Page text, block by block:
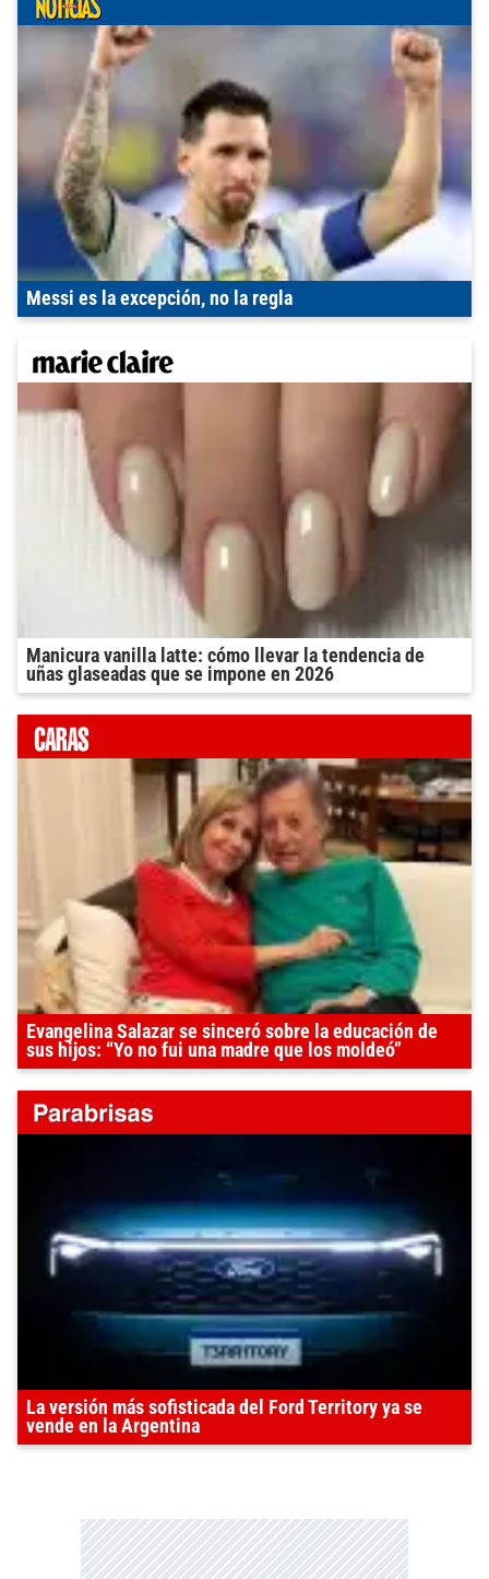
Messi es la excepción, no la regla
Manicura vanilla latte: cómo llevar la tendencia de
uñas glaseadas que se impone en 2026
Evangelina Salazar se sinceró sobre la educación de
sus hijos: “Yo no fui una madre que los moldeó”
La versión más sofisticada del Ford Territory ya se
vende en la Argentina